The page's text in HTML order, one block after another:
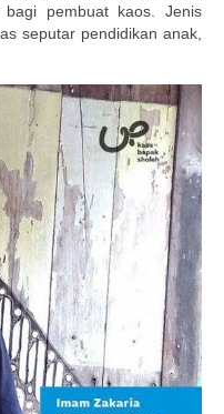
pembuat kaos. Jenis
seputar pendidikan anak,